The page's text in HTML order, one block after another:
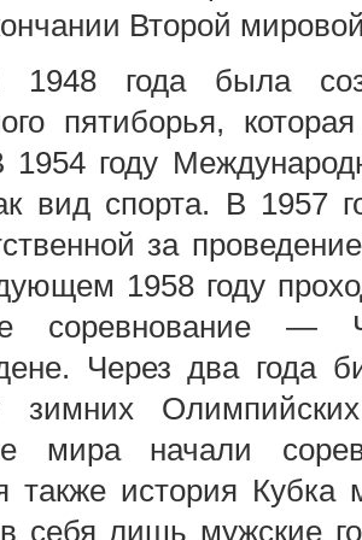
Второй
1948 года была
пятиборья,
1954 году
вид спорта. В 1957
за
1958 году
соревнование —
Через два года
зимних
мира начали
также история
себя лишь мужские